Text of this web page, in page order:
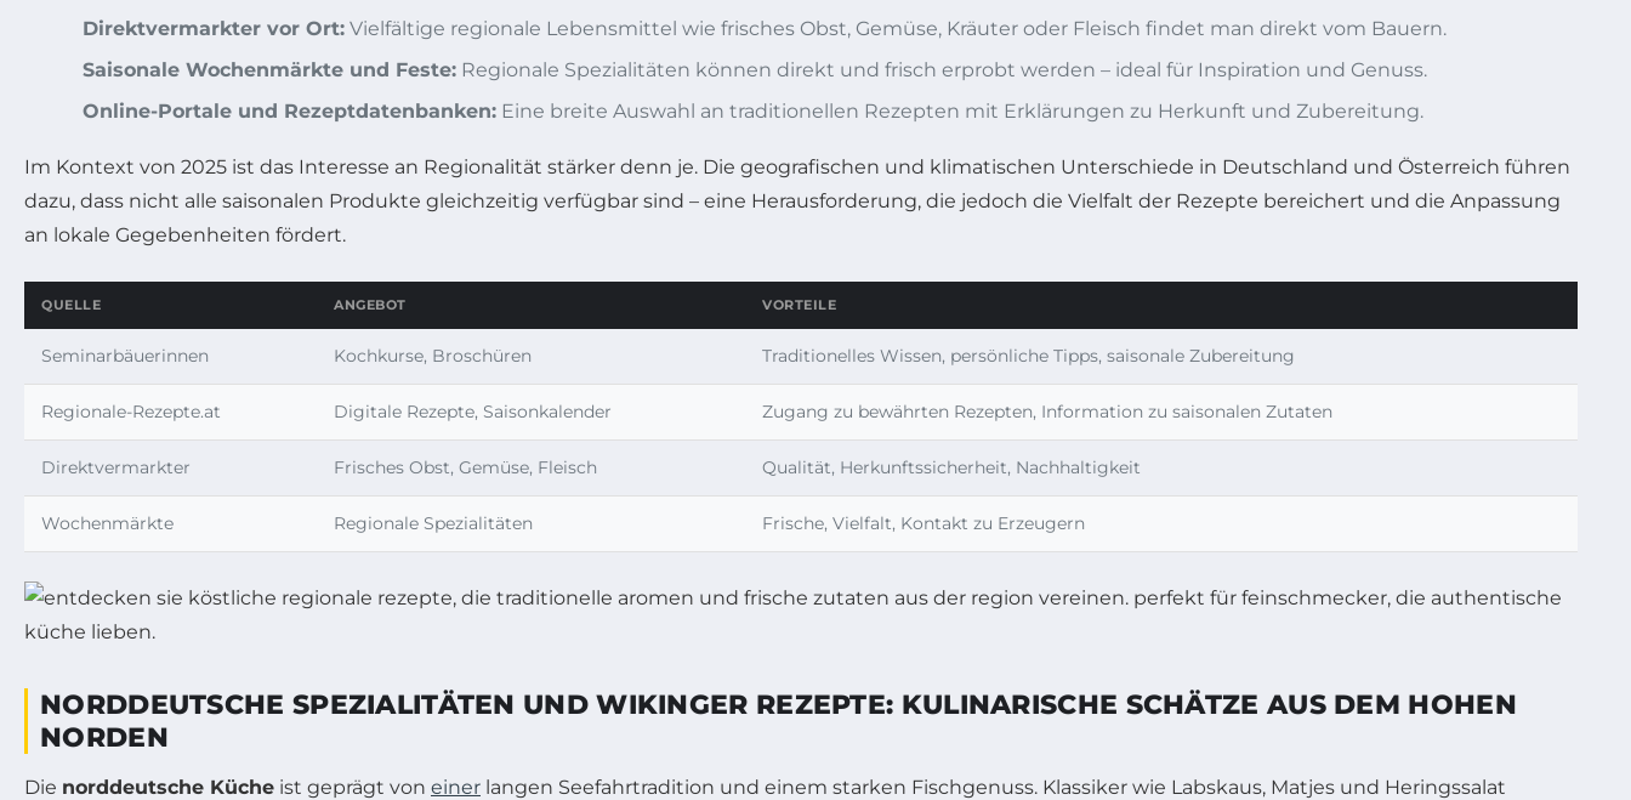
Direktvermarkter vor Ort: Vielfältige regionale Lebensmittel wie frisches Obst, Gemüse, Kräuter oder Fleisch findet man direkt vom Bauern.
Saisonale Wochenmärkte und Feste: Regionale Spezialitäten können direkt und frisch erprobt werden – ideal für Inspiration und Genuss.
Online-Portale und Rezeptdatenbanken: Eine breite Auswahl an traditionellen Rezepten mit Erklärungen zu Herkunft und Zubereitung.
Im Kontext von 2025 ist das Interesse an Regionalität stärker denn je. Die geografischen und klimatischen Unterschiede in Deutschland und Österreich führen
dazu, dass nicht alle saisonalen Produkte gleichzeitig verfügbar sind – eine Herausforderung, die jedoch die Vielfalt der Rezepte bereichert und die Anpassung
an lokale Gegebenheiten fördert.
QUELLE ANGEBOT VORTEILE
Seminarbäuerinnen Kochkurse, Broschüren Traditionelles Wissen, persönliche Tipps, saisonale Zubereitung
Regionale-Rezepte.at Digitale Rezepte, Saisonkalender Zugang zu bewährten Rezepten, Information zu saisonalen Zutaten
Direktvermarkter Frisches Obst, Gemüse, Fleisch Qualität, Herkunftssicherheit, Nachhaltigkeit
Wochenmärkte Regionale Spezialitäten Frische, Vielfalt, Kontakt zu Erzeugern
NORDDEUTSCHE SPEZIALITÄTEN UND WIKINGER REZEPTE: KULINARISCHE SCHÄTZE AUS DEM HOHEN
NORDEN
Die norddeutsche Küche ist geprägt von einer langen Seefahrtradition und einem starken Fischgenuss. Klassiker wie Labskaus, Matjes und Heringssalat